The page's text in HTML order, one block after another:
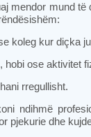
mendor mund të
koleg kur diçka
hobi ose aktivitet
rregullisht.
ndihmë
pjekurie dhe